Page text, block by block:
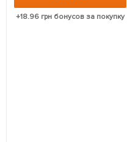
+18.96грн бонусов за покупку